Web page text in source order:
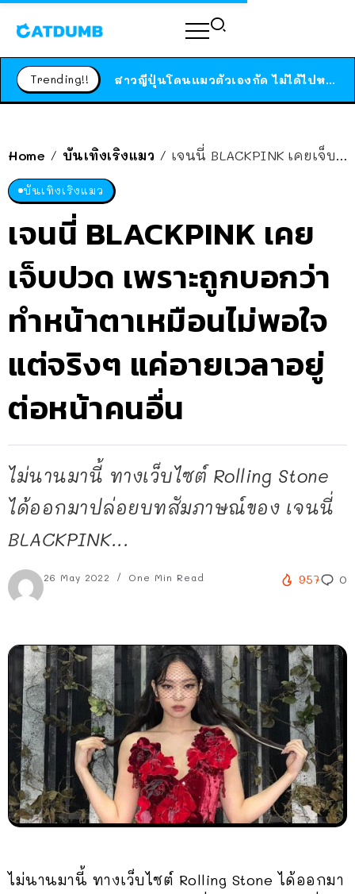
Trending!! ได้เวลาเด็กหนวดรวมตัว RF Online Next เปิดให้เล่นแล้ว เกม Sci-Fi MMORPG ระดับตำนาน เล่นได้ทั้งมือถือและ PC
Home / บันเทิงเริงแมว / เจนนี่ BLACKPINK เคยเจ็บปวด เพราะถูกบอกว่าทำหน้าตาเหมือนไม่พอใจ แต่จริงๆ แค่อายเวลาอยู่ต่อหน้าคนอื่น
บันเทิงเริงแมว
เจนนี่ BLACKPINK เคย
เจ็บปวด เพราะถูกบอกว่า
ทำหน้าตาเหมือนไม่พอใจ
แต่จริงๆ แค่อายเวลาอยู่
ต่อหน้าคนอื่น
ไม่นานมานี้ ทางเว็บไซต์ Rolling Stone
ได้ออกมาปล่อยบทสัมภาษณ์ของ เจนนี่
BLACKPINK...
26 May 2022 One Min Read 957 0
ไม่นานมานี้ ทางเว็บไซต์ Rolling Stone ได้ออกมา